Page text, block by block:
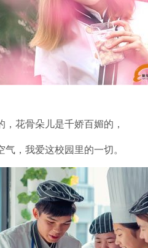
花骨朵儿是千娇百媚的，
，我爱这校园里的一切。